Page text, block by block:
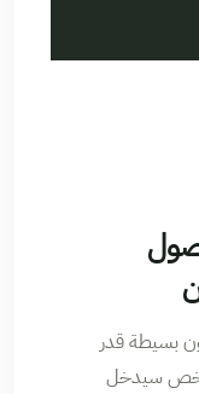
بسيطة قدر
سيدخل